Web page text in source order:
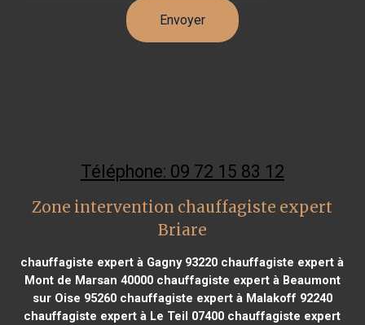
Téléphone: 09 72 15 83 12
Zone intervention chauffagiste expert
Briare
chauffagiste expert à Gagny 93220 chauffagiste expert à
Mont de Marsan 40000chauffagiste expert à Beaumont
sur Oise 95260chauffagiste expert à Malakoff 92240
chauffagiste expert à Le Teil 07400 chauffagiste expert